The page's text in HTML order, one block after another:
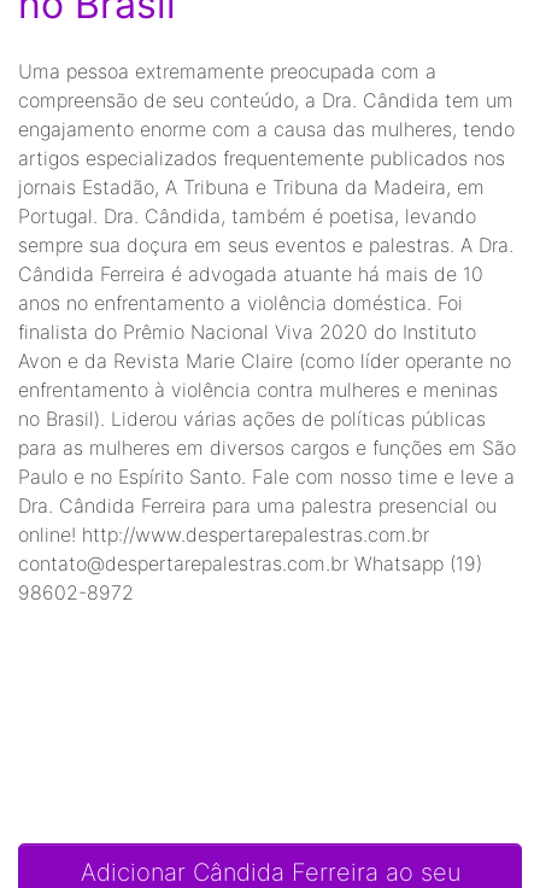
Uma pessoa extremamente preocupada com a
compreensão de seu conteúdo, a Dra. Cândida tem um
engajamento enorme com a causa das mulheres, tendo
artigos especializados frequentemente publicados nos
jornais Estadão, A Tribuna e Tribuna da Madeira, em
Portugal. Dra. Cândida, também é poetisa, levando
sempre sua doçura em seus eventos e palestras. A Dra.
Cândida Ferreira é advogada atuante há mais de 10
anos no enfrentamento a violência doméstica. Foi
finalista do Prêmio Nacional Viva 2020 do Instituto
Avon e da Revista Marie Claire (como líder operante no
enfrentamento à violência contra mulheres e meninas
no Brasil). Liderou várias ações de políticas públicas
para as mulheres em diversos cargos e funções em São
Paulo e no Espírito Santo. Fale com nosso time e leve a
Dra. Cândida Ferreira para uma palestra presencial ou
online! http://www.despertarepalestras.com.br
contato@despertarepalestras.com.br Whatsapp (19)
98602-8972
Adicionar Cândida Ferreira ao seu